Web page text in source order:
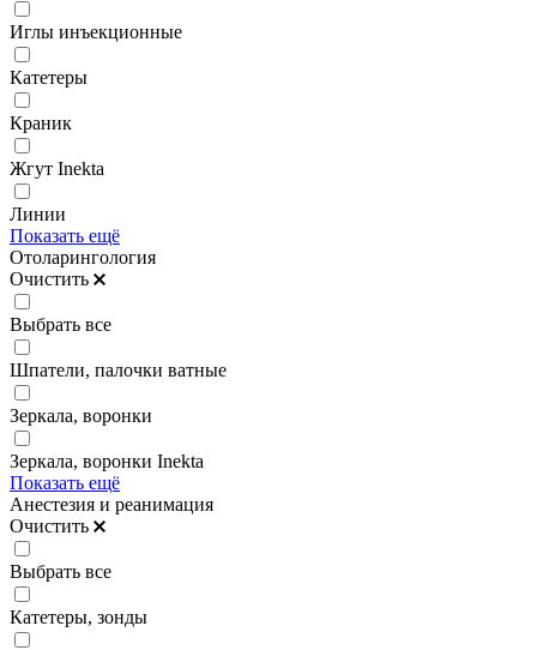
Иглы инъекционные
Катетеры
Краник
Жгут Inekta
Линии
Показать ещё
Отоларингология
Очистить
Выбрать все
Шпатели, палочки ватные
Зеркала, воронки
Зеркала, воронки Inekta
Показать ещё
Анестезия и реанимация
Очистить
Выбрать все
Катетеры, зонды